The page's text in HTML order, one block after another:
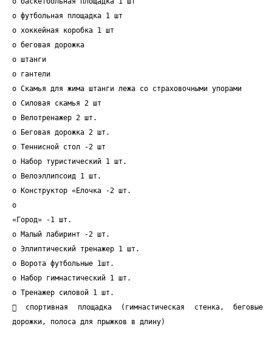
o футбольная площадка 1 шт
o хоккейная коробка 1 шт
o беговая дорожка
o штанги
o гантели
o Скамья для жима штанги лежа со страховочными упорами
o Силовая скамья 2 шт
o Велотренажер 2 шт.
o Беговая дорожка 2 шт.
o Теннисной стол -2 шт
o Набор туристический 1 шт.
o Велоэллипсоид 1 шт.
o Конструктор «Елочка -2 шт.
o
«Город» -1 шт.
o Малый лабиринт -2 шт.
o Эллиптический тренажер 1 шт.
o Ворота футбольные 1шт.
o Набор гимнастический 1 шт.
o Тренажер силовой 1 шт.
 спортивная площадка (гимнастическая стенка, беговые
дорожки, полоса для прыжков в длину)